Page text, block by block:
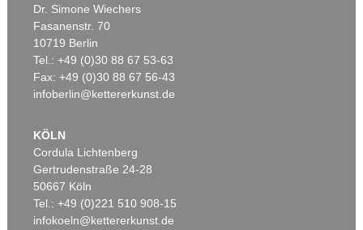
Dr. Simone Wiechers
Fasanenstr. 70
10719 Berlin
Tel.: +49 (0)30 88 67 53-63
Fax: +49 (0)30 88 67 56-43
infoberlin@kettererkunst.de
KÖLN
Cordula Lichtenberg
Gertrudenstraße 24-28
50667 Köln
Tel.: +49 (0)221 510 908-15
infokoeln@kettererkunst.de